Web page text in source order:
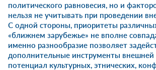
политического равновесия, но и
нельзя не учитывать при проведении
С одной стороны, приоритеты
«ближнем зарубежье» не вполне
именно разнообразие позволяет
дополнительные инструменты внешней
потенциал культурных, этнических,